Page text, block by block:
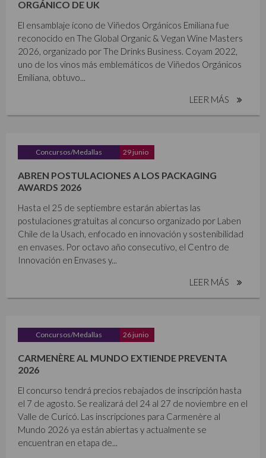
ORGÁNICO DE UK
El ensamblaje ícono de Viñedos Orgánicos Emiliana fue
reconocido en The Global Organic & Vegan Wine Masters
2026, organizado por The Drinks Business. Coyam 2022,
uno de los vinos más emblemáticos de Viñedos Orgánicos
Emiliana, obtuvo...
LEER MÁS
Concursos/Medallas 29 junio
ABREN POSTULACIONES A LOS PACKAGING
AWARDS 2026
Hasta el 25 de septiembre estarán abiertas las
postulaciones gratuitas al concurso organizado por Laben
Chile de la Usach, enfocado en innovación y sostenibilidad
en envases. Por octavo año consecutivo, el Centro de
Innovación en Envases y...
LEER MÁS
Concursos/Medallas 26 junio
CARMENÈRE AL MUNDO EXTIENDE PREVENTA
2026
El concurso tendrá precios rebajados de inscripción hasta
el 7 de agosto. Se realizará del 24 al 27 de noviembre en el
Valle de Curicó. Las inscripciones para Carmenère al
Mundo 2026 ya están abiertas y actualmente se
encuentran en etapa de...